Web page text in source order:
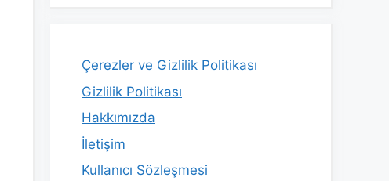
Çerezler ve Gizlilik Politikası
Gizlilik Politikası
Hakkımızda
İletişim
Kullanıcı Sözleşmesi